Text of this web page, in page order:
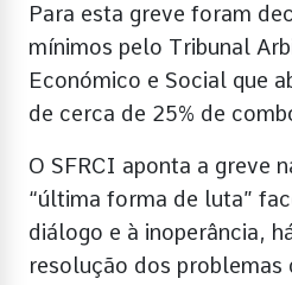
Para esta greve foram
mínimos pelo Tribunal
Económico e Social que
de cerca de 25% de
O SFRCI aponta a greve
“última forma de luta”
diálogo e à inoperância,
resolução dos problemas